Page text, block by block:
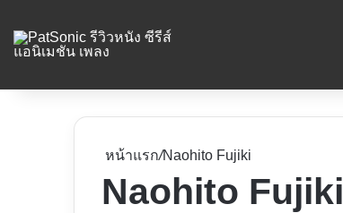
หน้าแรก/Naohito Fujiki
Naohito Fujiki